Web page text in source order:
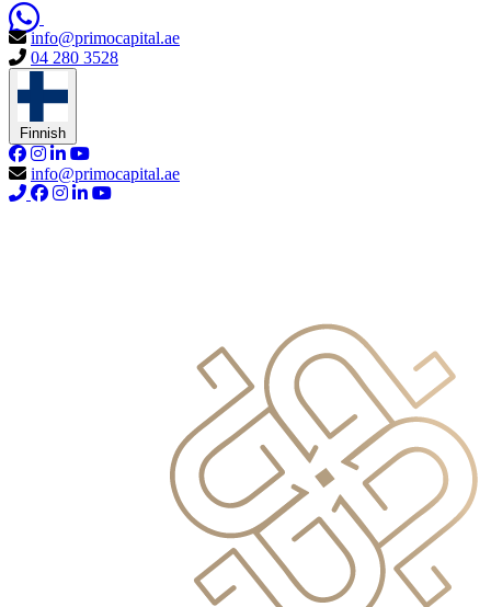
info@primocapital.ae
04 280 3528
Finnish
info@primocapital.ae